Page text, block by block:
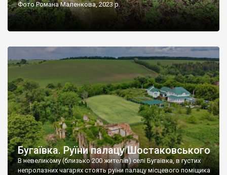
Фото Романа Маленкова, 2023 р.
Бугаївка. Руїни палацу Шостаковського
В невеликому (близько 200 жителів) селі Бугаївка, в густих
непролазних чагарях стоять руїни палацу місцевого поміщика